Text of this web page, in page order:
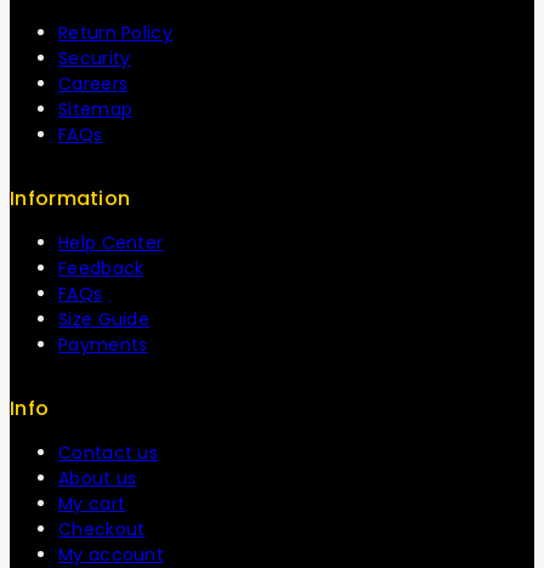
Return Policy
Security
Careers
Sitemap
FAQs
Information
Help Center
Feedback
FAQs
Size Guide
Payments
Info
Contact us
About us
My cart
Checkout
My account